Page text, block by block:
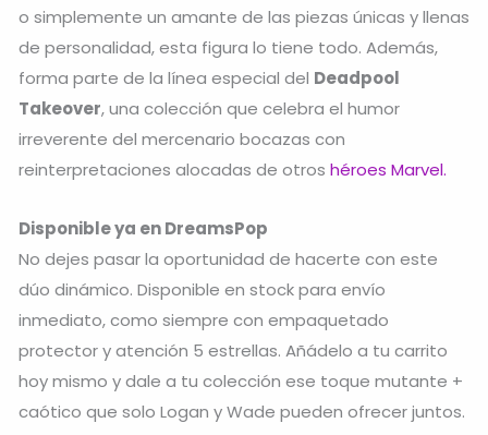
o simplemente un amante de las piezas únicas y llenas
de personalidad, esta figura lo tiene todo. Además,
forma parte de la línea especial del Deadpool
Takeover, una colección que celebra el humor
irreverente del mercenario bocazas con
reinterpretaciones alocadas de otros héroes Marvel.
Disponible ya en DreamsPop
No dejes pasar la oportunidad de hacerte con este
dúo dinámico. Disponible en stock para envío
inmediato, como siempre con empaquetado
protector y atención 5 estrellas. Añádelo a tu carrito
hoy mismo y dale a tu colección ese toque mutante +
caótico que solo Logan y Wade pueden ofrecer juntos.